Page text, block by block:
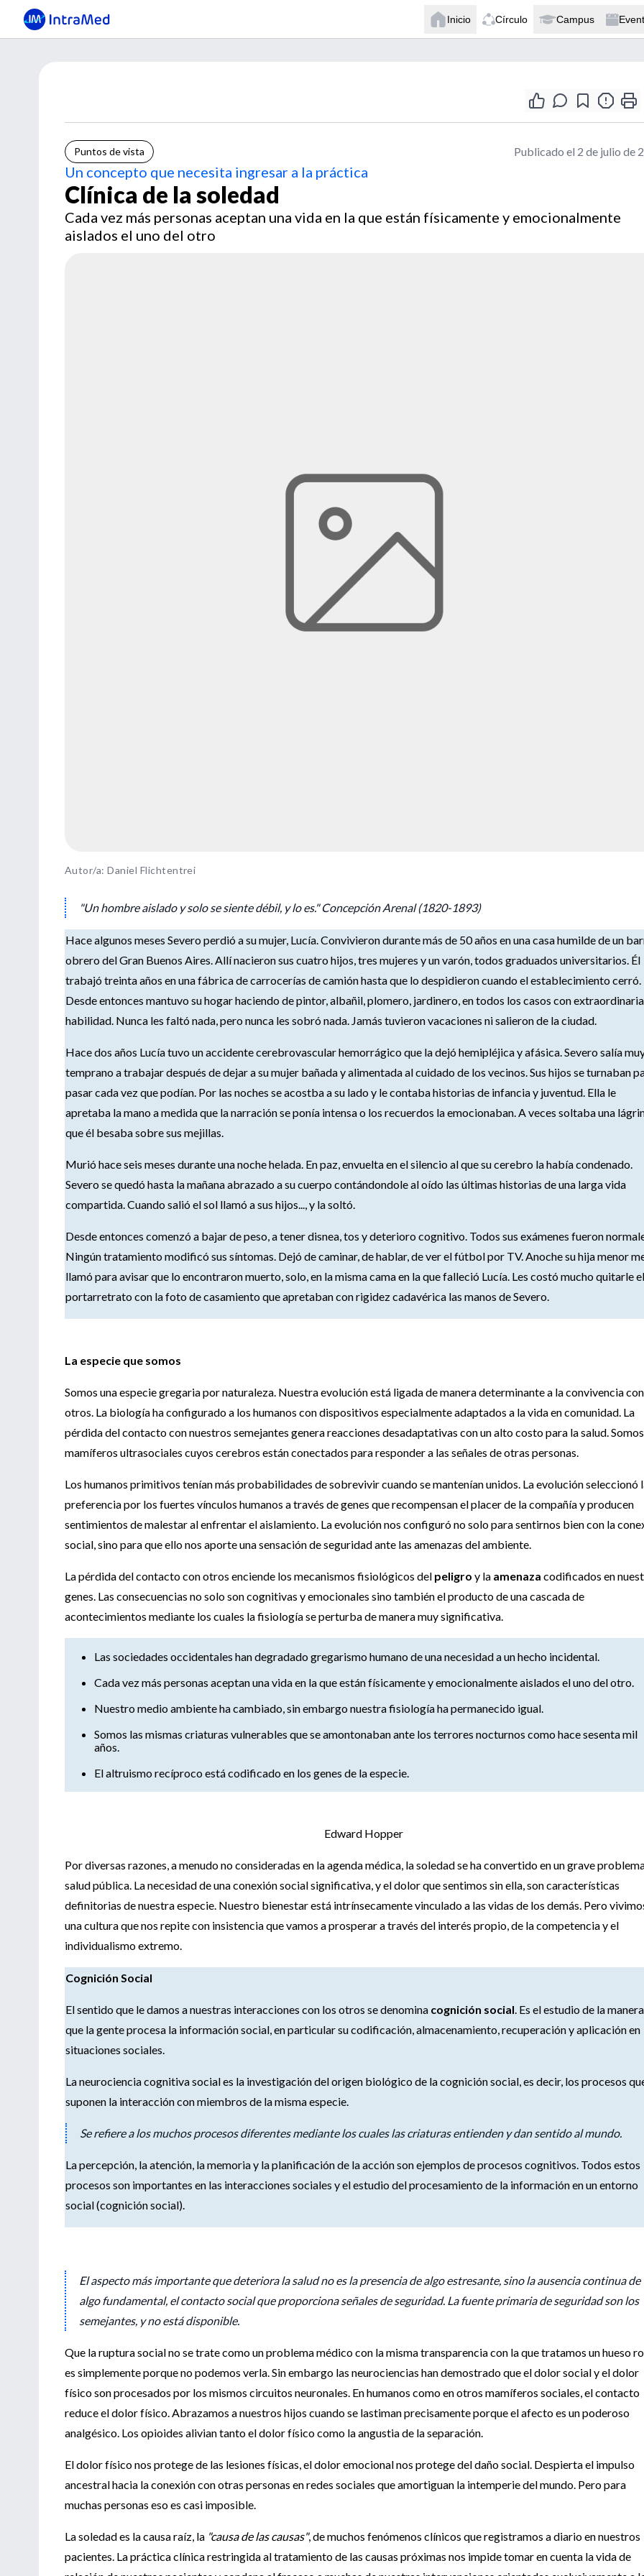
Inicio Círculo Campus
Puntos de vista Publicado el 2 de julio de
Un concepto que necesita ingresar a la práctica
Clínica de la soledad
Cada vez más personas aceptan una vida en la que están físicamente y emocionalmente
aislados el uno del otro
Autor/a: Daniel Flichtentrei
"Un hombre aislado y solo se siente débil, y lo es." Concepción Arenal (1820-1893)
Hace algunos meses Severo perdió a su mujer, Lucía. Convivieron durante más de 50 años en una casa humilde de un
obrero del Gran Buenos Aires. Allí nacieron sus cuatro hijos, tres mujeres y un varón, todos graduados universitarios. Él
trabajó treinta años en una fábrica de carrocerías de camión hasta que lo despidieron cuando el establecimiento cerró.
Desde entonces mantuvo su hogar haciendo de pintor, albañil, plomero, jardinero, en todos los casos con extraordinaria
habilidad. Nunca les faltó nada, pero nunca les sobró nada. Jamás tuvieron vacaciones ni salieron de la ciudad.
Hace dos años Lucía tuvo un accidente cerebrovascular hemorrágico que la dejó hemipléjica y afásica. Severo salía
temprano a trabajar después de dejar a su mujer bañada y alimentada al cuidado de los vecinos. Sus hijos se turnaban
pasar cada vez que podían. Por las noches se acostba a su lado y le contaba historias de infancia y juventud. Ella le
apretaba la mano a medida que la narración se ponía intensa o los recuerdos la emocionaban. A veces soltaba una
que él besaba sobre sus mejillas.
Murió hace seis meses durante una noche helada. En paz, envuelta en el silencio al que su cerebro la había condenado.
Severo se quedó hasta la mañana abrazado a su cuerpo contándondole al oído las últimas historias de una larga vida
compartida. Cuando salió el sol llamó a sus hijos..., y la soltó.
Desde entonces comenzó a bajar de peso, a tener disnea, tos y deterioro cognitivo. Todos sus exámenes fueron
Ningún tratamiento modificó sus síntomas. Dejó de caminar, de hablar, de ver el fútbol por TV. Anoche su hija menor
llamó para avisar que lo encontraron muerto, solo, en la misma cama en la que falleció Lucía. Les costó mucho quitarle el
portarretrato con la foto de casamiento que apretaban con rigidez cadavérica las manos de Severo.
La especie que somos
Somos una especie gregaria por naturaleza. Nuestra evolución está ligada de manera determinante a la convivencia con
otros. La biología ha configurado a los humanos con dispositivos especialmente adaptados a la vida en comunidad. La
pérdida del contacto con nuestros semejantes genera reacciones desadaptativas con un alto costo para la salud. Somos
mamíferos ultrasociales cuyos cerebros están conectados para responder a las señales de otras personas.
Los humanos primitivos tenían más probabilidades de sobrevivir cuando se mantenían unidos. La evolución seleccionó
preferencia por los fuertes vínculos humanos a través de genes que recompensan el placer de la compañía y producen
sentimientos de malestar al enfrentar el aislamiento. La evolución nos configuró no solo para sentirnos bien con la
social, sino para que ello nos aporte una sensación de seguridad ante las amenazas del ambiente.
La pérdida del contacto con otros enciende los mecanismos fisiológicos del peligro y la amenaza codificados en
genes. Las consecuencias no solo son cognitivas y emocionales sino también el producto de una cascada de
acontecimientos mediante los cuales la fisiología se perturba de manera muy significativa.
Las sociedades occidentales han degradado gregarismo humano de una necesidad a un hecho incidental.
Cada vez más personas aceptan una vida en la que están físicamente y emocionalmente aislados el uno del otro.
Nuestro medio ambiente ha cambiado, sin embargo nuestra fisiología ha permanecido igual.
Somos las mismas criaturas vulnerables que se amontonaban ante los terrores nocturnos como hace sesenta mil
años.
El altruismo recíproco está codificado en los genes de la especie.
Edward Hopper
Por diversas razones, a menudo no consideradas en la agenda médica, la soledad se ha convertido en un grave
salud pública. La necesidad de una conexión social significativa, y el dolor que sentimos sin ella, son características
definitorias de nuestra especie. Nuestro bienestar está intrínsecamente vinculado a las vidas de los demás. Pero
una cultura que nos repite con insistencia que vamos a prosperar a través del interés propio, de la competencia y el
individualismo extremo.
Cognición Social
El sentido que le damos a nuestras interacciones con los otros se denomina cognición social . Es el estudio de la
que la gente procesa la información social, en particular su codificación, almacenamiento, recuperación y aplicación en
situaciones sociales.
La neurociencia cognitiva social es la investigación del origen biológico de la cognición social, es decir, los procesos
suponen la interacción con miembros de la misma especie.
Se refiere a los muchos procesos diferentes mediante los cuales las criaturas entienden y dan sentido al mundo.
La percepción, la atención, la memoria y la planificación de la acción son ejemplos de procesos cognitivos. Todos estos
procesos son importantes en las interacciones sociales y el estudio del procesamiento de la información en un entorno
social (cognición social).
El aspecto más importante que deteriora la salud no es la presencia de algo estresante, sino la ausencia continua de
algo fundamental, el contacto social que proporciona señales de seguridad. La fuente primaria de seguridad son los
semejantes, y no está disponible.
Que la ruptura social no se trate como un problema médico con la misma transparencia con la que tratamos un hueso
es simplemente porque no podemos verla. Sin embargo las neurociencias han demostrado que el dolor social y el dolor
físico son procesados por los mismos circuitos neuronales. En humanos como en otros mamíferos sociales, el contacto
reduce el dolor físico. Abrazamos a nuestros hijos cuando se lastiman precisamente porque el afecto es un poderoso
analgésico. Los opioides alivian tanto el dolor físico como la angustia de la separación.
El dolor físico nos protege de las lesiones físicas, el dolor emocional nos protege del daño social. Despierta el impulso
ancestral hacia la conexión con otras personas en redes sociales que amortiguan la intemperie del mundo. Pero para
muchas personas eso es casi imposible.
La soledad es la causa raíz, la "causa de las causas", de muchos fenómenos clínicos que registramos a diario en nuestros
pacientes. La práctica clínica restringida al tratamiento de las causas próximas nos impide tomar en cuenta la vida de